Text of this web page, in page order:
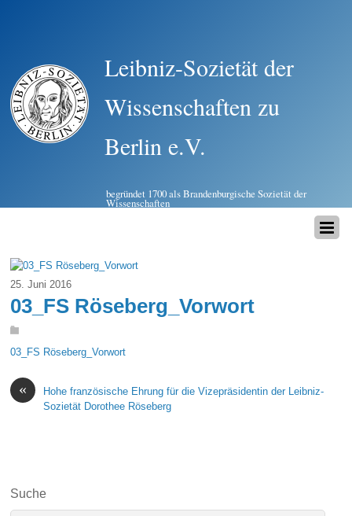
Leibniz-Sozietät der
Wissenschaften zu
Berlin e.V.
begründet 1700 als Brandenburgische Sozietät der
Wissenschaften
25. Juni 2016
03_FS Röseberg_Vorwort
03_FS Röseberg_Vorwort
«
Hohe französische Ehrung für die Vizepräsidentin der Leibniz-
Sozietät Dorothee Röseberg
Suche